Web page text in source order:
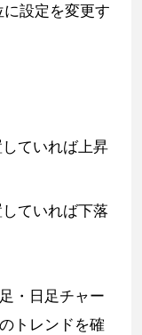
に設定を変更す
ていれば上昇
ていれば下落
・日足チャー
トレンドを確